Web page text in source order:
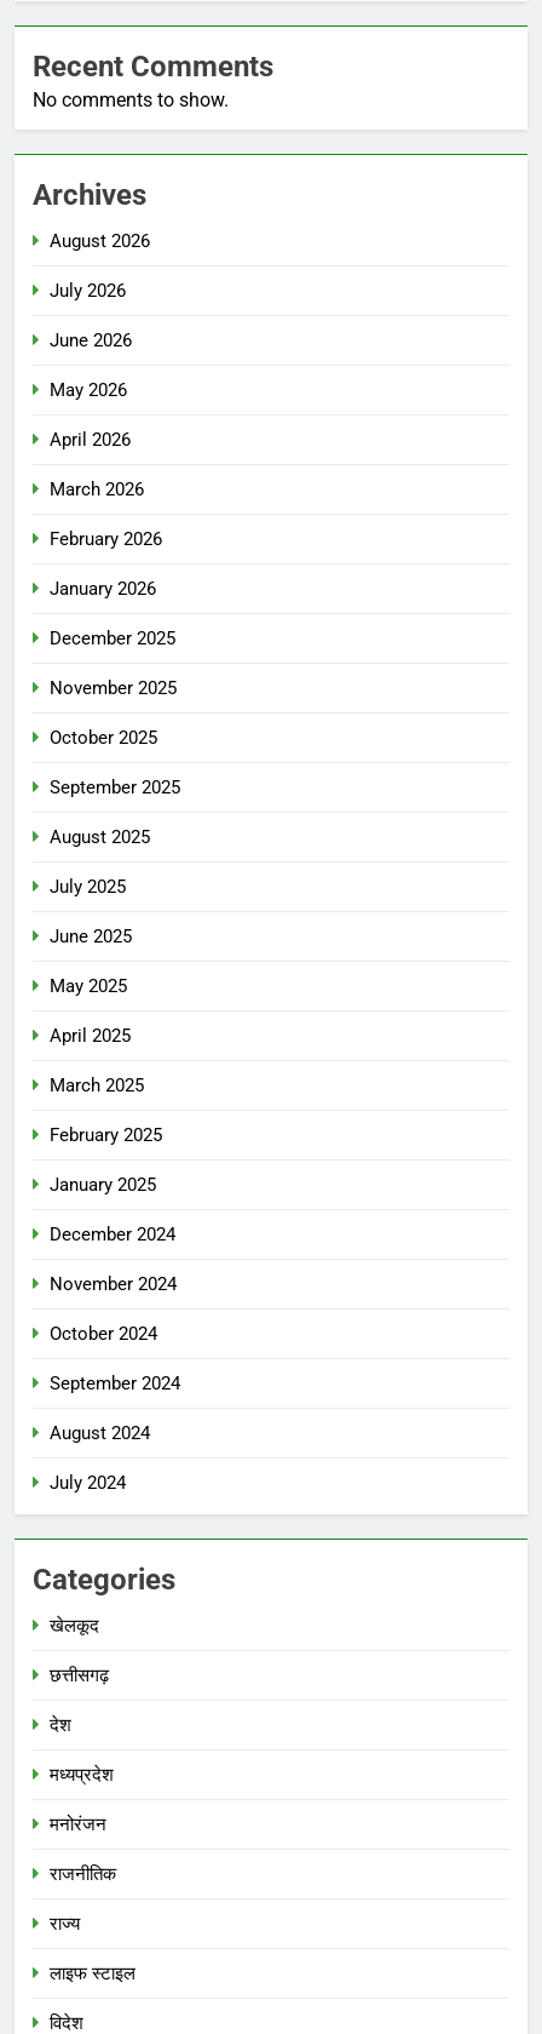
Recent Comments
No comments to show.
Archives
August 2026
July 2026
June 2026
May 2026
April 2026
March 2026
February 2026
January 2026
December 2025
November 2025
October 2025
September 2025
August 2025
July 2025
June 2025
May 2025
April 2025
March 2025
February 2025
January 2025
December 2024
November 2024
October 2024
September 2024
August 2024
July 2024
Categories
खेलकूद
छत्तीसगढ़
देश
मध्‍यप्रदेश
मनोरंजन
राजनीतिक
राज्य
लाइफ स्टाइल
विदेश